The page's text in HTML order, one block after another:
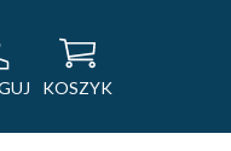
KOSZYK